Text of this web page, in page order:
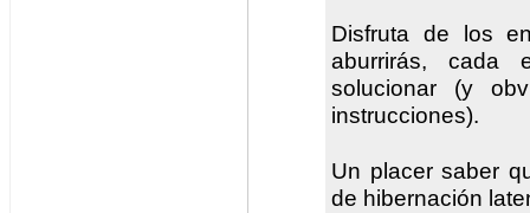
Disfruta de los
aburrirás, cada
solucionar (y
instrucciones).
Un placer saber
de hibernación